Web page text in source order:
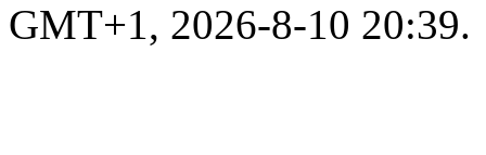
GMT+1, 2026-8-10 20:39.